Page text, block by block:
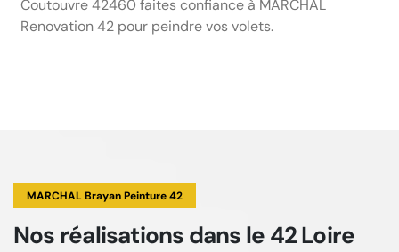
Coutouvre 42460 faites confiance à MARCHAL
Renovation 42 pour peindre vos volets.
MARCHAL Brayan Peinture 42
Nos réalisations dans le 42 Loire